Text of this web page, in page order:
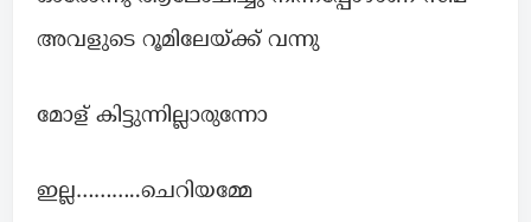
അവളുടെ റൂമിലേയ്ക്ക് വന്നു
മോള് കിട്ടുന്നില്ലാരുന്നോ
ഇല്ല………..ചെറിയമ്മേ